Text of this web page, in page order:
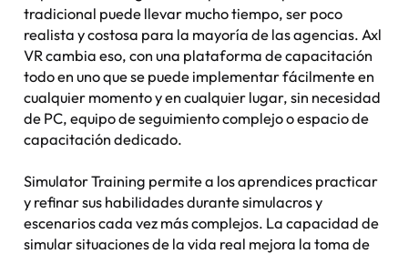
tradicional puede llevar mucho tiempo, ser poco
realista y costosa para la mayoría de las agencias. Axl
VR cambia eso, con una plataforma de capacitación
todo en uno que se puede implementar fácilmente en
cualquier momento y en cualquier lugar, sin necesidad
de PC, equipo de seguimiento complejo o espacio de
capacitación dedicado.
Simulator Training permite a los aprendices practicar
y refinar sus habilidades durante simulacros y
escenarios cada vez más complejos. La capacidad de
simular situaciones de la vida real mejora la toma de